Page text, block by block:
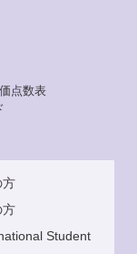
点数表
方
方
Student